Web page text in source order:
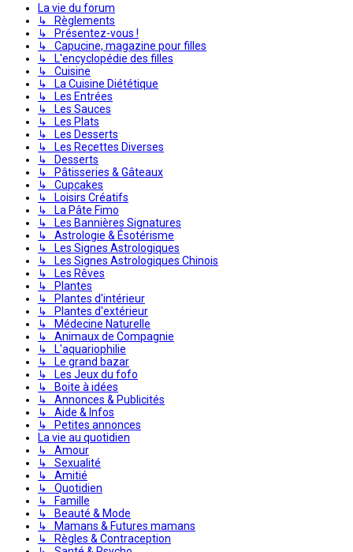
La vie du forum
↳ Règlements
↳ Présentez-vous !
↳ Capucine, magazine pour filles
↳ L'encyclopédie des filles
↳ Cuisine
↳ La Cuisine Diététique
↳ Les Entrées
↳ Les Sauces
↳ Les Plats
↳ Les Desserts
↳ Les Recettes Diverses
↳ Desserts
↳ Pâtisseries & Gâteaux
↳ Cupcakes
↳ Loisirs Créatifs
↳ La Pâte Fimo
↳ Les Bannières Signatures
↳ Astrologie & Ésotérisme
↳ Les Signes Astrologiques
↳ Les Signes Astrologiques Chinois
↳ Les Rêves
↳ Plantes
↳ Plantes d'intérieur
↳ Plantes d'extérieur
↳ Médecine Naturelle
↳ Animaux de Compagnie
↳ L'aquariophilie
↳ Le grand bazar
↳ Les Jeux du fofo
↳ Boite à idées
↳ Annonces & Publicités
↳ Aide & Infos
↳ Petites annonces
La vie au quotidien
↳ Amour
↳ Sexualité
↳ Amitié
↳ Quotidien
↳ Famille
↳ Beauté & Mode
↳ Mamans & Futures mamans
↳ Règles & Contraception